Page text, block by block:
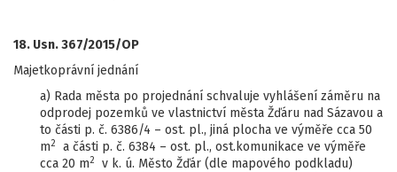
18. Usn. 367/2015/OP
Majetkoprávní jednání
a) Rada města po projednání schvaluje vyhlášení záměru na
odprodej pozemků ve vlastnictví města Žďáru nad Sázavou a
to části p. č. 6386/4 – ost. pl., jiná plocha ve výměře cca 50
m2
a části p. č. 6384 – ost. pl., ost.komunikace ve výměře
cca 20 m2
v k. ú. Město Žďár (dle mapového podkladu)